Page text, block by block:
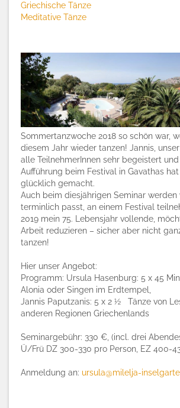
Griechische Tänze
Meditative Tänze
Sommertanzwoche 2018 so schön war,
diesem Jahr wieder tanzen! Jannis,
alle TeilnehmerInnen sehr begeistert
Aufführung beim Festival in Gavathas
glücklich gemacht.
Auch beim diesjährigen Seminar werden
terminlich passt, an einem Festival
2019 mein 75. Lebensjahr vollende,
Arbeit reduzieren – sicher aber nicht
tanzen!
Hier unser Angebot:
Programm: Ursula Hasenburg: 5 x 45
Alonia oder Singen im Erdtempel,
Jannis Paputzanis: 5 x 2 ½ Tänze von
anderen Regionen Griechenlands
Seminargebühr: 330 €, (incl. drei
Ü/Frü DZ 300-330 pro Person, EZ 400-
Anmeldung an: ursula@milelja-